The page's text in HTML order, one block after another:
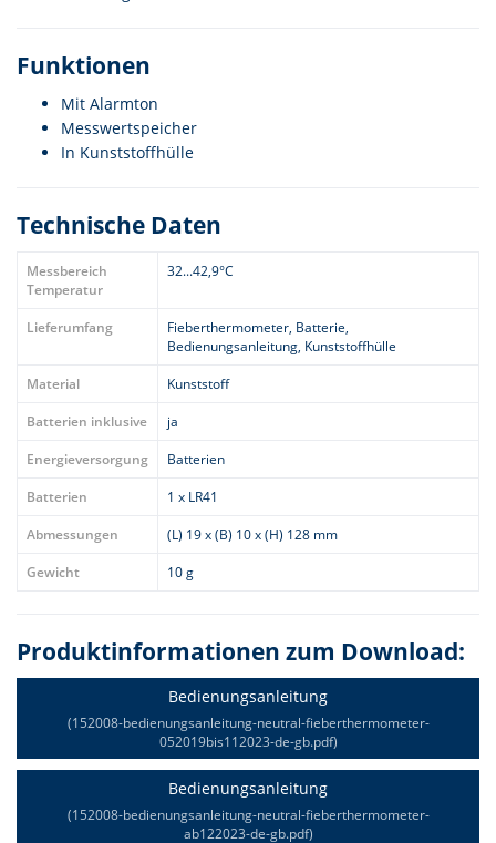
Funktionen
Mit Alarmton
Messwertspeicher
In Kunststoffhülle
Technische Daten
Messbereich
Temperatur
32...42,9°C
Lieferumfang
Fieberthermometer, Batterie,
Bedienungsanleitung, Kunststoffhülle
Material
Kunststoff
Batterien inklusive
ja
Energieversorgung
Batterien
Batterien
1 x LR41
Abmessungen
(L) 19 x (B) 10 x (H) 128 mm
Gewicht
10 g
Produktinformationen zum Download:
Bedienungsanleitung
(152008-bedienungsanleitung-neutral-fieberthermometer-
052019bis112023-de-gb.pdf)
Bedienungsanleitung
(152008-bedienungsanleitung-neutral-fieberthermometer-
ab122023-de-gb.pdf)